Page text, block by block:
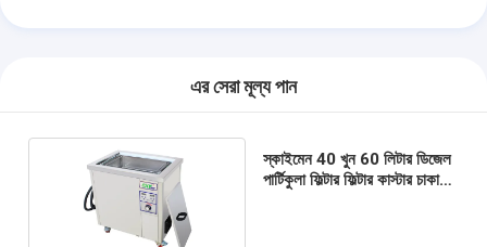
এর সেরা মূল্য পান
স্কাইমেন 40 খুন 60 লিটার ডিজেল
পার্টিকুলা ফিল্টার ফিল্টার কাস্টার চাকা